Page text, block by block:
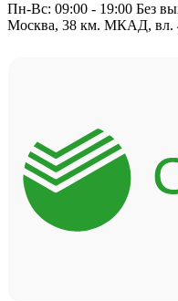
Пн-Вс: 09:00 - 19:00 Без
Москва, 38 км. МКАД, вл.